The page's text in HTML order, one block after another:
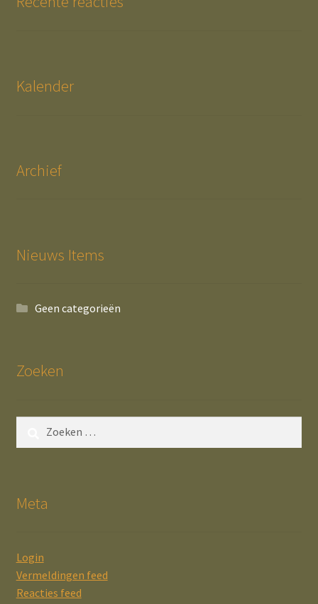
Kalender
Archief
Nieuws Items
Geen categorieën
Zoeken
Meta
Login
Vermeldingen feed
Reacties feed